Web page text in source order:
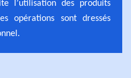
l’utilisation des produits
opérations sont dressés